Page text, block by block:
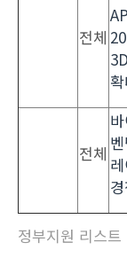
정부지원 리스트
전체
전체